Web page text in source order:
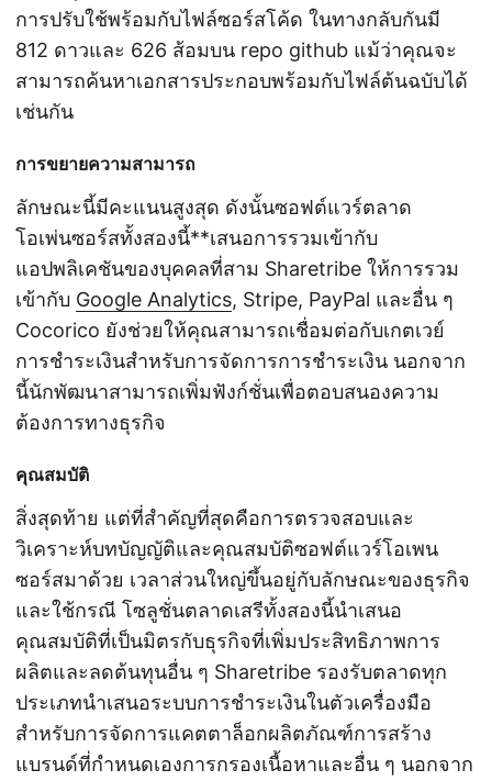
การปรับใช้พร้อมกับไฟล์ซอร์สโค้ด ในทางกลับกันมี
812 ดาวและ 626 ส้อมบน repo github แม้ว่าคุณจะ
สามารถค้นหาเอกสารประกอบพร้อมกับไฟล์ต้นฉบับได้
เช่นกัน
การขยายความสามารถ
ลักษณะนี้มีคะแนนสูงสุด ดังนั้นซอฟต์แวร์ตลาด
โอเพ่นซอร์สทั้งสองนี้**เสนอการรวมเข้ากับ
แอปพลิเคชันของบุคคลที่สาม Sharetribe ให้การรวม
เข้ากับ Google Analytics, Stripe, PayPal และอื่น ๆ
Cocorico ยังช่วยให้คุณสามารถเชื่อมต่อกับเกตเวย์
การชำระเงินสำหรับการจัดการการชำระเงิน นอกจาก
นี้นักพัฒนาสามารถเพิ่มฟังก์ชั่นเพื่อตอบสนองความ
ต้องการทางธุรกิจ
คุณสมบัติ
สิ่งสุดท้าย แต่ที่สำคัญที่สุดคือการตรวจสอบและ
วิเคราะห์บทบัญญัติและคุณสมบัติซอฟต์แวร์โอเพน
ซอร์สมาด้วย เวลาส่วนใหญ่ขึ้นอยู่กับลักษณะของธุรกิจ
และใช้กรณี โซลูชั่นตลาดเสรีทั้งสองนี้นำเสนอ
คุณสมบัติที่เป็นมิตรกับธุรกิจที่เพิ่มประสิทธิภาพการ
ผลิตและลดต้นทุนอื่น ๆ Sharetribe รองรับตลาดทุก
ประเภทนำเสนอระบบการชำระเงินในตัวเครื่องมือ
สำหรับการจัดการแคตตาล็อกผลิตภัณฑ์การสร้าง
แบรนด์ที่กำหนดเองการกรองเนื้อหาและอื่น ๆ นอกจาก